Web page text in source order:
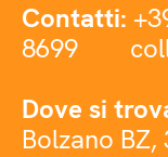
Contatti:
8699
Dove si
Bolzano